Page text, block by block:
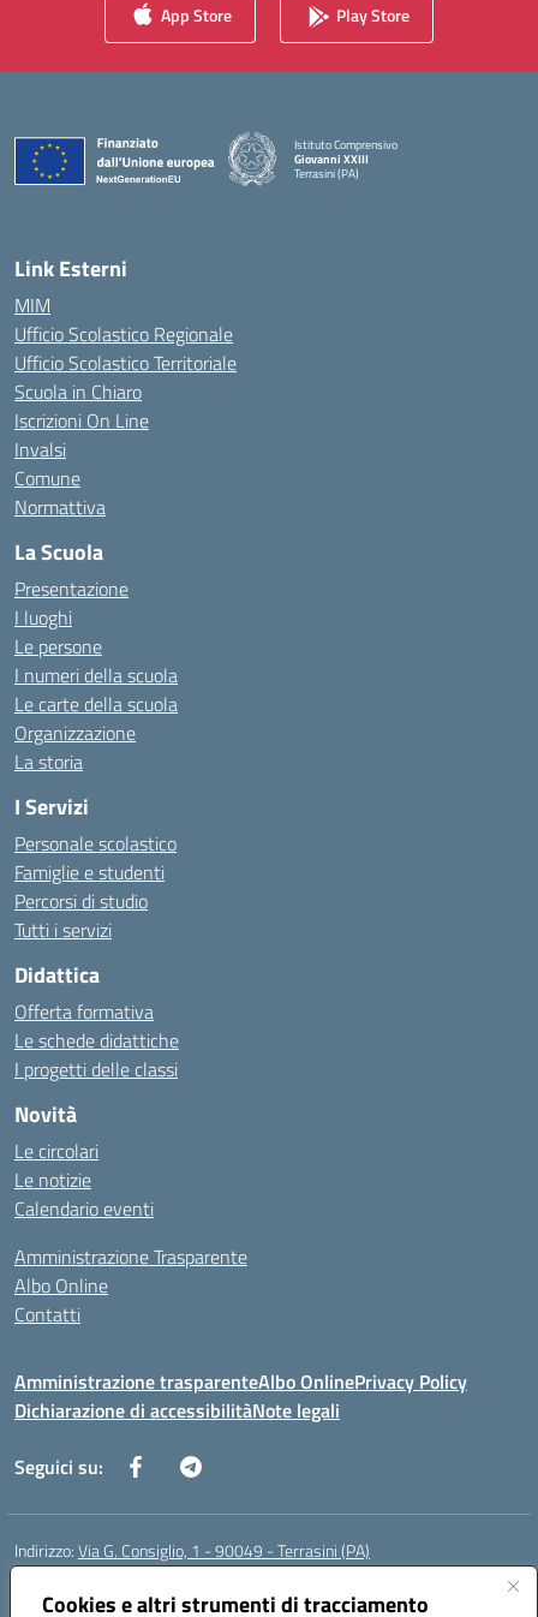
Cookies e altri strumenti di tracciamento
App Store Play Store
Istituto Comprensivo
Giovanni XXIII
Terrasini (PA)
Link Esterni
MIM
Ufficio Scolastico Regionale
Ufficio Scolastico Territoriale
Scuola in Chiaro
Iscrizioni On Line
Invalsi
Comune
Normattiva
La Scuola
Presentazione
I luoghi
Le persone
I numeri della scuola
Le carte della scuola
Organizzazione
La storia
I Servizi
Personale scolastico
Famiglie e studenti
Percorsi di studio
Tutti i servizi
Didattica
Offerta formativa
Le schede didattiche
I progetti delle classi
Novità
Le circolari
Le notizie
Calendario eventi
Amministrazione Trasparente
Albo Online
Contatti
Amministrazione trasparenteAlbo OnlinePrivacy Policy
Dichiarazione di accessibilitàNote legali
Seguici su:
Indirizzo:Via G. Consiglio, 1 - 90049 - Terrasini (PA)
Centralino:
Posta elettronica certificata (PEC):paic88700d@pec.istruzione.it